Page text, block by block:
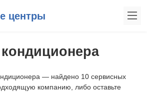
центры
— найдено 10 сервисных
компанию, либо оставьте